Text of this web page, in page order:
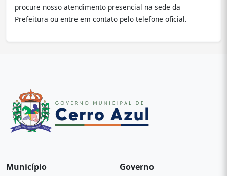
procure nosso atendimento presencial na sede da
Prefeitura ou entre em contato pelo telefone oficial.
Município
Governo